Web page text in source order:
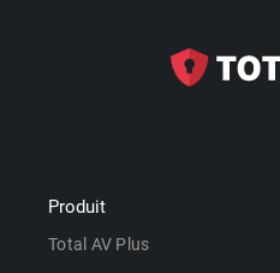
Produit
Total AV Plus